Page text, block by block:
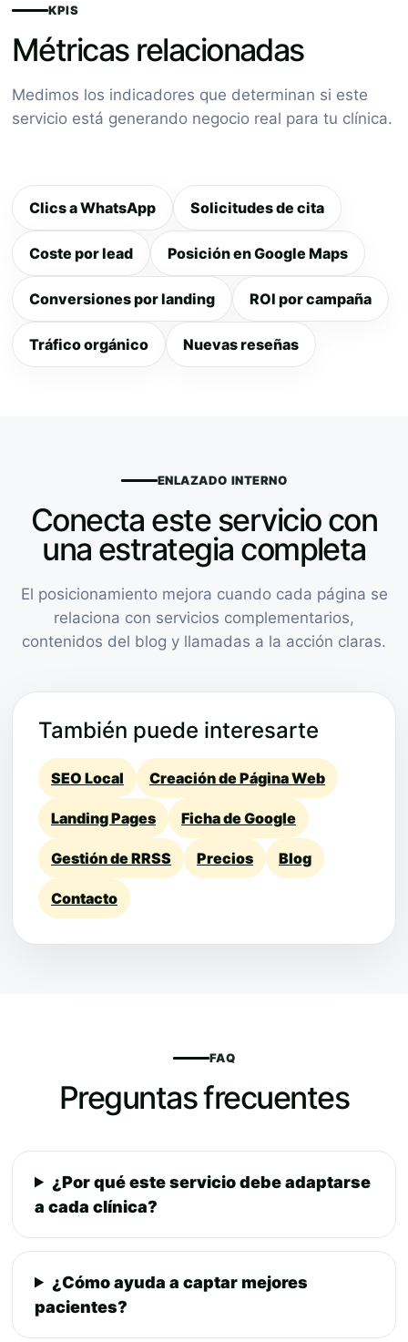
KPIS
Métricas relacionadas
Medimos los indicadores que determinan si este
servicio está generando negocio real para tu clínica.
Clics a WhatsApp Solicitudes de cita
Coste por lead Posición en Google Maps
Conversiones por landing ROI por campaña
Tráfico orgánico Nuevas reseñas
ENLAZADO INTERNO
Conecta este servicio con
una estrategia completa
El posicionamiento mejora cuando cada página se
relaciona con servicios complementarios,
contenidos del blog y llamadas a la acción claras.
También puede interesarte
SEO Local Creación de Página Web
Landing Pages Ficha de Google
Gestión de RRSS Precios Blog
Contacto
FAQ
Preguntas frecuentes
¿Por qué este servicio debe adaptarse
a cada clínica?
¿Cómo ayuda a captar mejores
pacientes?